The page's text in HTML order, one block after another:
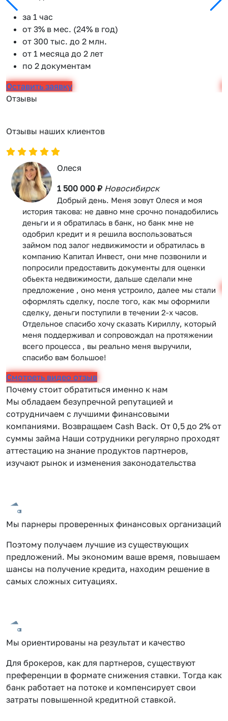
за 1 час
от 3% в мес. (24% в год)
от 300 тыс. до 2 млн.
от 1 месяца до 2 лет
по 2 документам
Оставить заявку
Отзывы
Отзывы наших клиентов
Олеся
1 500 000 ₽ Новосибирск
Добрый день. Меня зовут Олеся и моя
история такова: не давно мне срочно понадобились
деньги и я обратилась в банк, но банк мне не
одобрил кредит и я решила воспользоваться
займом под залог недвижимости и обратилась в
компанию Капитал Инвест, они мне позвонили и
попросили предоставить документы для оценки
обьекта недвижимости, дальше сделали мне
предложение , оно меня устроило, далее мы стали
оформлять сделку, после того, как мы оформили
сделку, деньги поступили в течении 2-х часов.
Отдельное спасибо хочу сказать Кириллу, который
меня поддерживал и сопровождал на протяжении
всего процесса , вы реально меня выручили,
спасибо вам большое!
Смотреть видео отзыв
Почему стоит обратиться именно к нам
Мы обладаем безупречной репутацией и
сотрудничаем с лучшими финансовыми
компаниями. Возвращаем Сash Back. От 0,5 до 2% от
суммы займа Наши сотрудники регулярно проходят
аттестацию на знание продуктов партнеров,
изучают рынок и изменения законодательства
Мы парнеры проверенных финансовых организаций
Поэтому получаем лучшие из существующих
предложений. Мы экономим ваше время, повышаем
шансы на получение кредита, находим решение в
самых сложных ситуациях.
Мы ориентированы на результат и качество
Для брокеров, как для партнеров, существуют
преференции в формате снижения ставки. Тогда как
банк работает на потоке и компенсирует свои
затраты повышенной кредитной ставкой.